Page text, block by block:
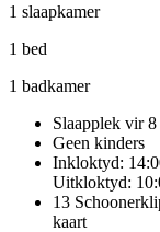
1 slaapkamer
1 bed
1 badkamer
Slaapplek vir 8
Geen kinders
Inkloktyd:
Uitkloktyd:
13
kaart